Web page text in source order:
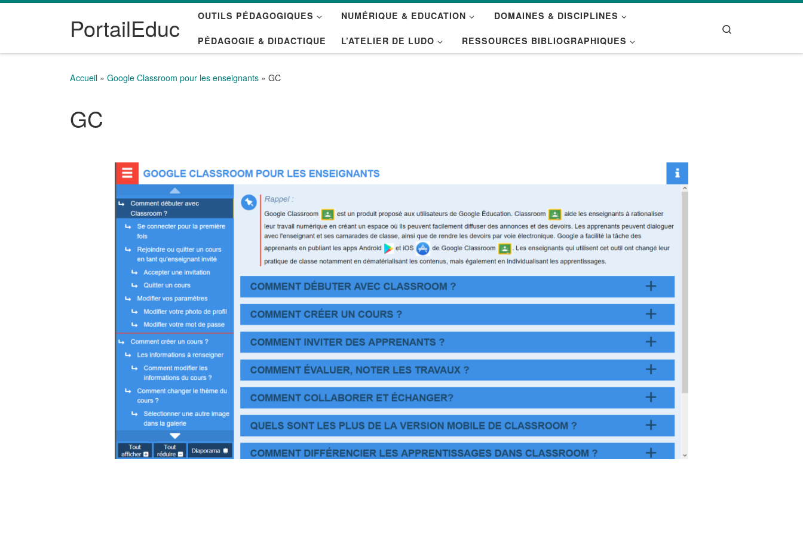
PortailEduc OUTILS PÉDAGOGIQUES NUMÉRIQUE & EDUCATION DOMAINES & DISCIPLINES
PÉDAGOGIE & DIDACTIQUE L’ATELIER DE LUDO RESSOURCES BIBLIOGRAPHIQUES
Accueil » Google Classroom pour les enseignants » GC
GC
Navigation des images